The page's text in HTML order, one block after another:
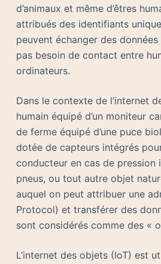
ud’animaux et même d’êtres
attribués des identifiants
peuvent échanger des données
pas besoin de contact entre
ordinateurs.
Dans le contexte de l’internet
humain équipé d’un moniteur
de ferme équipé d’une puce
dotée de capteurs intégrés
conducteur en cas de pression
pneus, ou tout autre objet
auquel on peut attribuer une
Protocol) et transférer des
sont considérés comme des «
L’internet des objets (IoT) est